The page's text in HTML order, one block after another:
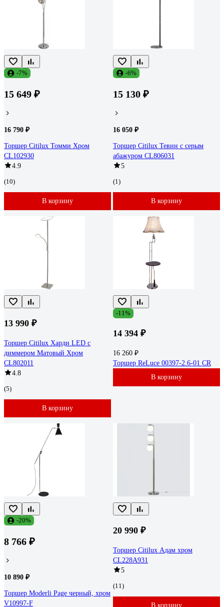
-7%
15 649 ₽
16 790 ₽
Торшер Citilux Томми Хром
CL102930
4.9
(10)
В корзину
-6%
15 130 ₽
16 050 ₽
Торшер Citilux Тевин с серым
абажуром CL806031
5
(1)
В корзину
13 990 ₽
Торшер Citilux Харди LED с
диммером Матовый Хром
CL802011
4.8
(5)
В корзину
-11%
14 394 ₽
16 260 ₽
Торшер ReLuce 00397-2.6-01 CR
В корзину
-20%
8 766 ₽
10 890 ₽
Торшер Moderli Page черный, хром
V10997-F
20 990 ₽
Торшер Citilux Адам хром
CL228A931
5
(11)
В корзину